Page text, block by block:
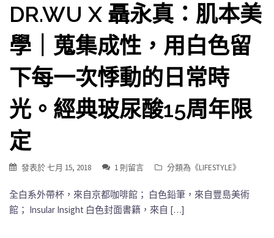
DR.WU X 聶永真：肌本美
學｜蒐集成性，用白色留
下每一次悸動的日常時
光。經典玻尿酸15周年限
定
發表於七月 15, 2018 1 則留言 分類為《LIFESTYLE》
全白系外帶杯，來自京都咖啡館； 白色鉛筆，來自豐島美術
館； Insular Insight 白色封面書籍，來自 […]